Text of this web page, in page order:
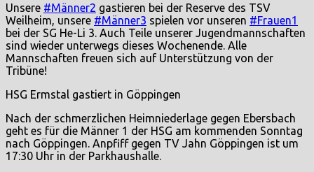
Unsere #Männer2 gastieren bei der Reserve des TSV
Weilheim, unsere #Männer3 spielen vor unseren #Frauen1
bei der SG He-Li 3. Auch Teile unserer Jugendmannschaften
sind wieder unterwegs dieses Wochenende. Alle
Mannschaften freuen sich auf Unterstützung von der
Tribüne!
HSG Ermstal gastiert in Göppingen
Nach der schmerzlichen Heimniederlage gegen Ebersbach
geht es für die Männer 1 der HSG am kommenden Sonntag
nach Göppingen. Anpfiff gegen TV Jahn Göppingen ist um
17:30 Uhr in der Parkhaushalle.